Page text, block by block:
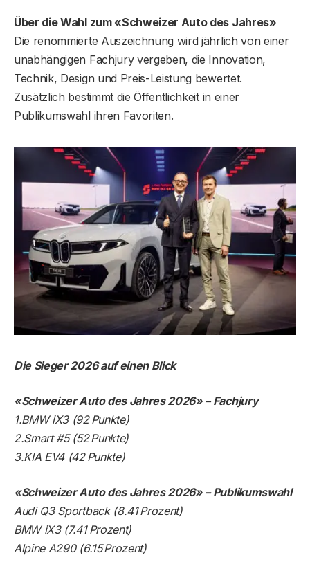
Über die Wahl zum «Schweizer Auto des Jahres»
Die renommierte Auszeichnung wird jährlich von einer
unabhängigen Fachjury vergeben, die Innovation,
Technik, Design und Preis-Leistung bewertet.
Zusätzlich bestimmt die Öffentlichkeit in einer
Publikumswahl ihren Favoriten.
Die Sieger 2026 auf einen Blick
«Schweizer Auto des Jahres 2026» – Fachjury
1.BMW iX3 (92 Punkte)
2.Smart #5 (52 Punkte)
3.KIA EV4 (42 Punkte)
«Schweizer Auto des Jahres 2026» – Publikumswahl
Audi Q3 Sportback (8.41 Prozent)
BMW iX3 (7.41 Prozent)
Alpine A290 (6.15 Prozent)